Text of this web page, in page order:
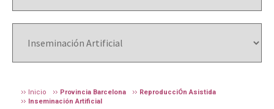
Inicio Provincia Barcelona
ReproducciÓn Asistida
Inseminación Artificial